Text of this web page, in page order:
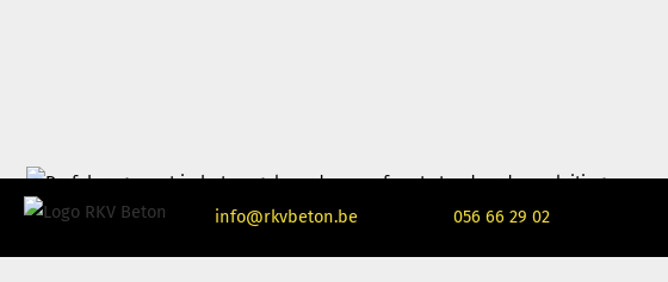
info@rkvbeton.be 056 66 29 02